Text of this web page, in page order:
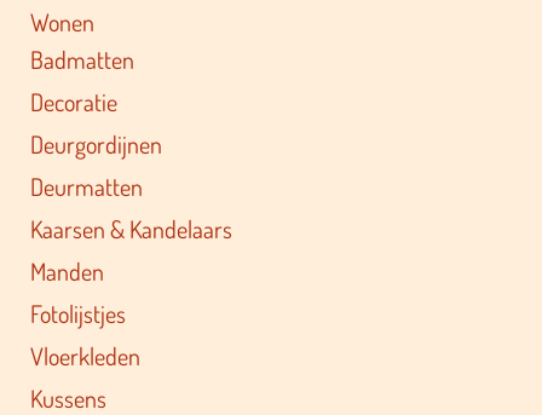
Wonen
Badmatten
Decoratie
Deurgordijnen
Deurmatten
Kaarsen & Kandelaars
Manden
Fotolijstjes
Vloerkleden
Kussens